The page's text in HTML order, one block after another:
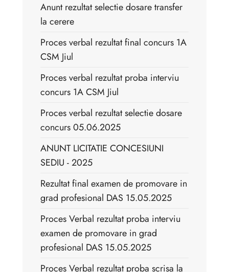
Anunt rezultat selectie dosare transfer
la cerere
Proces verbal rezultat final concurs 1A
CSM Jiul
Proces verbal rezultat proba interviu
concurs 1A CSM Jiul
Proces verbal rezultat selectie dosare
concurs 05.06.2025
ANUNT LICITATIE CONCESIUNI
SEDIU - 2025
Rezultat final examen de promovare in
grad profesional DAS 15.05.2025
Proces Verbal rezultat proba interviu
examen de promovare in grad
profesional DAS 15.05.2025
Proces Verbal rezultat proba scrisa la